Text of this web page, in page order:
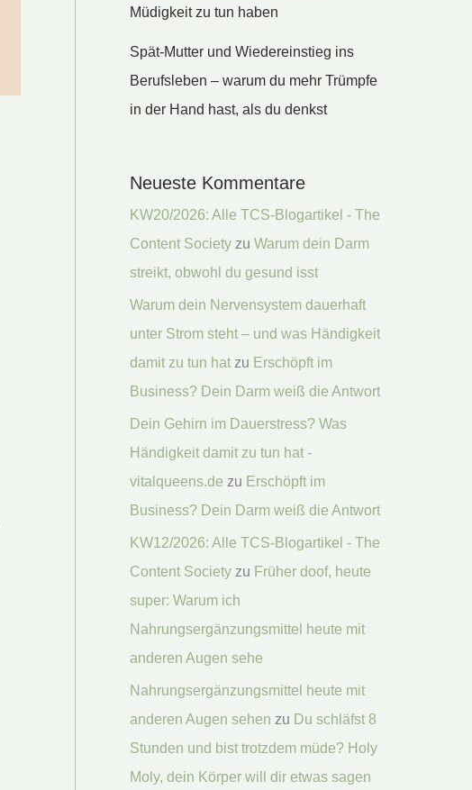
Müdigkeit zu tun haben
Spät-Mutter und Wiedereinstieg ins
Berufsleben – warum du mehr Trümpfe
in der Hand hast, als du denkst
Neueste Kommentare
KW20/2026: Alle TCS-Blogartikel - The
Content Society zu Warum dein Darm
streikt, obwohl du gesund isst
Warum dein Nervensystem dauerhaft
unter Strom steht – und was Händigkeit
damit zu tun hat zu Erschöpft im
Business? Dein Darm weiß die Antwort
Dein Gehirn im Dauerstress? Was
Händigkeit damit zu tun hat -
vitalqueens.de zu Erschöpft im
Business? Dein Darm weiß die Antwort
KW12/2026: Alle TCS-Blogartikel - The
Content Society zu Früher doof, heute
super: Warum ich
Nahrungsergänzungsmittel heute mit
anderen Augen sehe
Nahrungsergänzungsmittel heute mit
anderen Augen sehen zu Du schläfst 8
Stunden und bist trotzdem müde? Holy
Moly, dein Körper will dir etwas sagen